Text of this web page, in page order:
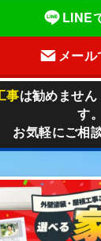
LINE
メー
事は勧めません
す。
お気軽にご相